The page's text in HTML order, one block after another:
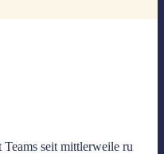
seit mittlerweile rund 4